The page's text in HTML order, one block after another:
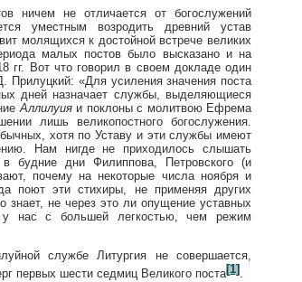
ничем не отличается от богослужений
уместным возродить древний устав
молящихся к достойной встрече великих
малых постов было высказано и на
гг. Вот что говорил в своем докладе один
Прилуцкий: «Для усиления значения поста
дней назначает службы, выделяющиеся
Аллилуияи поклоны с молитвою Ефрема
лишь великопостного богослужения.
хотя по Уставу и эти службы имеют
Нам нигде не приходилось слышать
дни Филиппова, Петровского (и
почему на некоторые числа ноября и
поют эти стихиры, не применяя других
знает, не через это ли опущение уставных
у нас с большей легкостью, чем режим
службе Литургия не совершается,
первых шести седмиц Великого поста[1] .